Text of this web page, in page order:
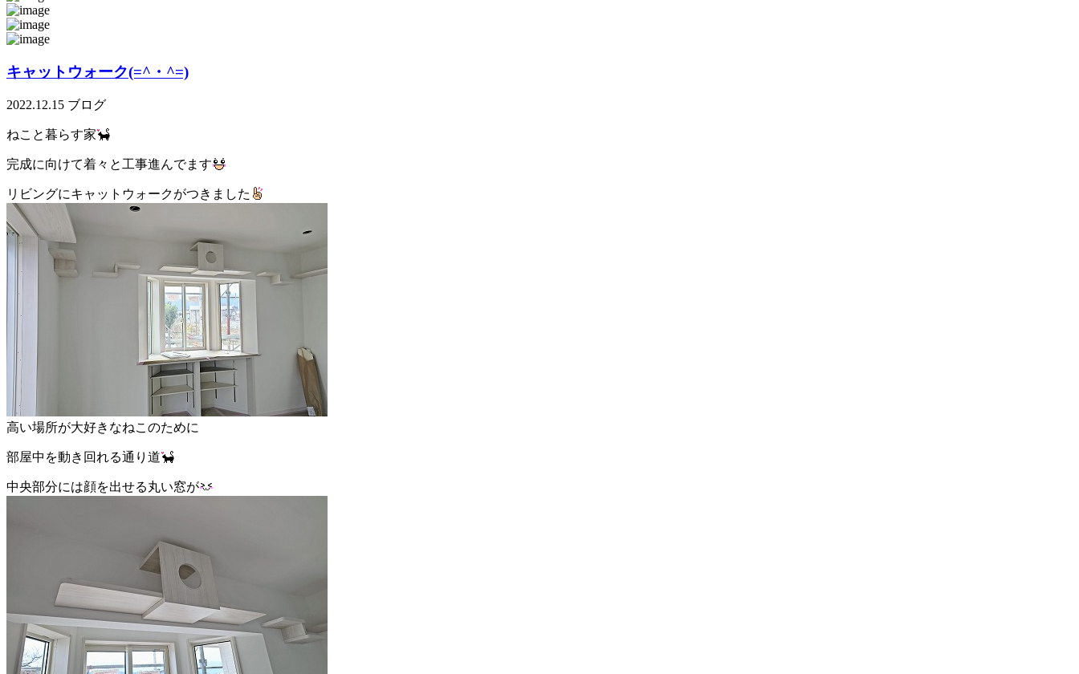
キャットウォーク(=^・^=)
2022.12.15 ブログ
ねこと暮らす家
完成に向けて着々と工事進んでます
リビングにキャットウォークがつきました
高い場所が大好きなねこのために
部屋中を動き回れる通り道
中央部分には顔を出せる丸い窓が